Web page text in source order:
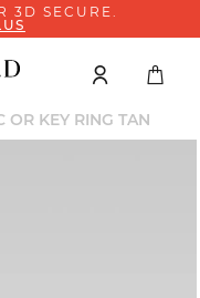
3D SECURE.
OR KEY RING TAN